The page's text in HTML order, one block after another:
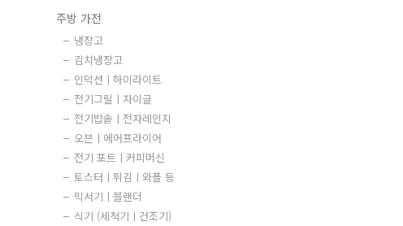
주방 가전
냉장고
김치냉장고
인덕션ㅣ하이라이트
전기그릴ㅣ자이글
전기밥솥ㅣ전자레인지
오븐ㅣ에어프라이어
전기 포트ㅣ커피머신
토스터ㅣ튀김ㅣ와플 등
믹서기ㅣ블랜더
식기 (세척기ㅣ건조기)